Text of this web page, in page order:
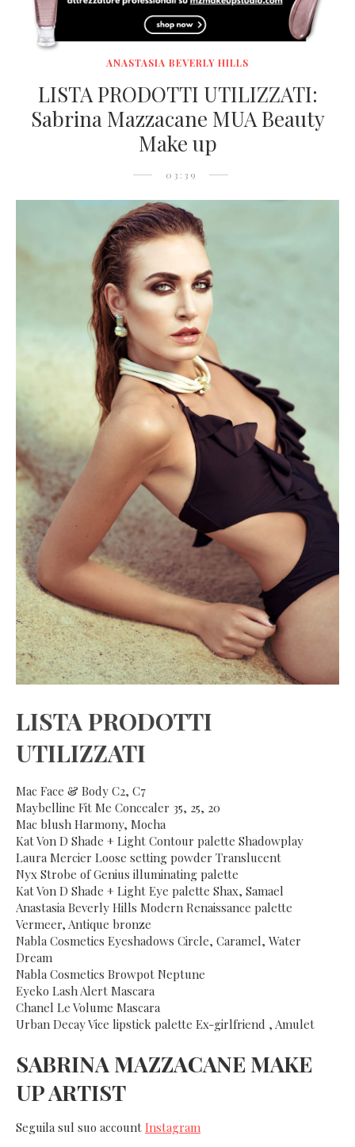
ANASTASIA BEVERLY HILLS
LISTA PRODOTTI UTILIZZATI:
Sabrina Mazzacane MUA Beauty
Make up
03:39
LISTA PRODOTTI
UTILIZZATI
Mac Face & Body C2, C7
Maybelline Fit Me Concealer 35, 25, 20
Mac blush Harmony, Mocha
Kat Von D Shade + Light Contour palette Shadowplay
Laura Mercier Loose setting powder Translucent
Nyx Strobe of Genius illuminating palette
Kat Von D Shade + Light Eye palette Shax, Samael
Anastasia Beverly Hills Modern Renaissance palette
Vermeer, Antique bronze
Nabla Cosmetics Eyeshadows Circle, Caramel, Water
Dream
Nabla Cosmetics Browpot Neptune
Eyeko Lash Alert Mascara
Chanel Le Volume Mascara
Urban Decay Vice lipstick palette Ex-girlfriend , Amulet
SABRINA MAZZACANE MAKE
UP ARTIST
Seguila sul suo account Instagram